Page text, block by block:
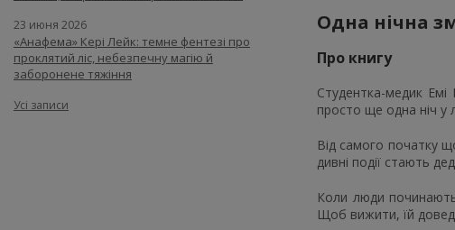
Одна нічна
Про книгу
Студентка-медик Емі
просто ще одна ніч у
Від самого початку
дивні події стають
Коли люди
Щоб вижити, їй
23 июня 2026
«Анафема» Кері Лейк: темне фентезі про
проклятий ліс, небезпечну магію й
заборонене тяжіння
Усі записи